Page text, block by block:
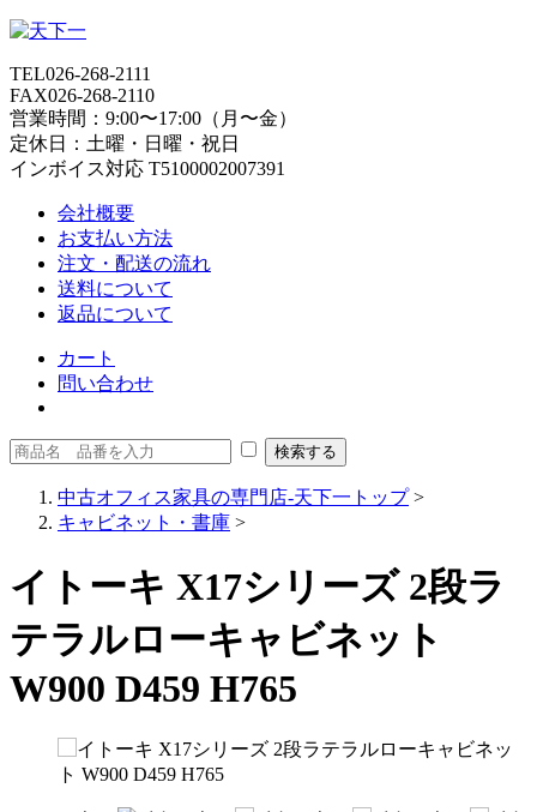
TEL026-268-2111
FAX026-268-2110
営業時間：9:00〜17:00（月〜金）
定休日：土曜・日曜・祝日
インボイス対応 T5100002007391
会社概要
お支払い方法
注文・配送の流れ
送料について
返品について
カート
問い合わせ
中古オフィス家具の専門店-天下一トップ>
キャビネット・書庫 >
イトーキ X17シリーズ 2段ラ
テラルローキャビネット
W900 D459 H765